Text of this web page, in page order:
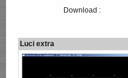
Download :
Luci extra